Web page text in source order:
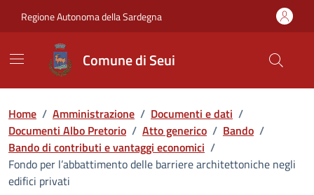
Regione Autonoma della Sardegna
Comune di Seui
Home / Amministrazione / Documenti e dati /
Documenti Albo Pretorio / Atto generico / Bando /
Bando di contributi e vantaggi economici /
Fondo per l’abbattimento delle barriere architettoniche negli
edifici privati